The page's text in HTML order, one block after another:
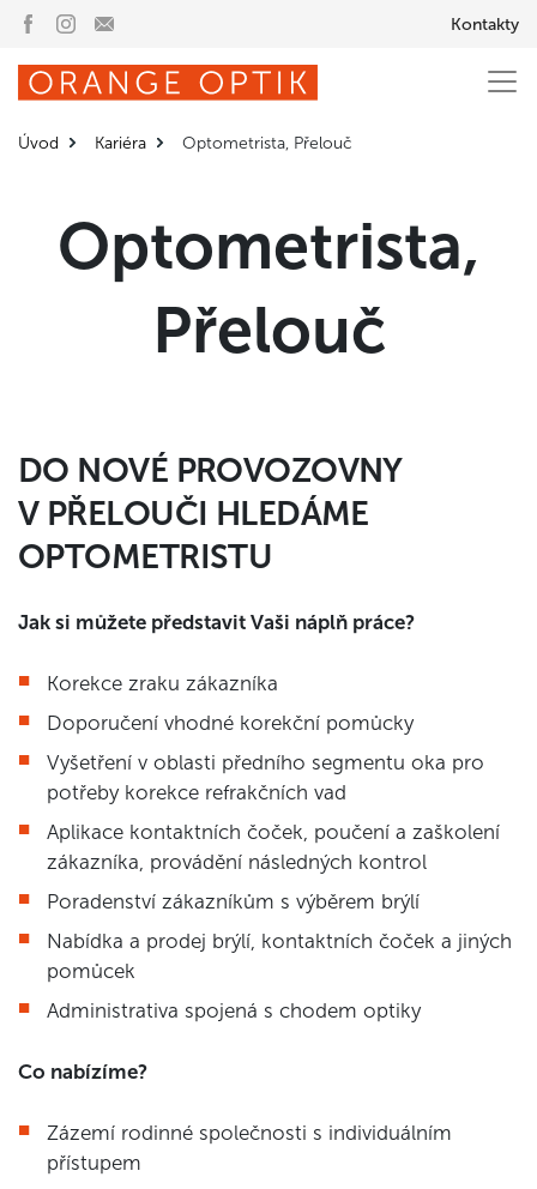
Kontakty
Úvod Kariéra Optometrista, Přelouč
Optometrista,
Přelouč
DO NOVÉ PROVOZOVNY
V PŘELOUČI HLEDÁME
OPTOMETRISTU
Jak si můžete představit Vaši náplň práce?
Korekce zraku zákazníka
Doporučení vhodné korekční pomůcky
Vyšetření v oblasti předního segmentu oka pro
potřeby korekce refrakčních vad
Aplikace kontaktních čoček, poučení a zaškolení
zákazníka, provádění následných kontrol
Poradenství zákazníkům s výběrem brýlí
Nabídka a prodej brýlí, kontaktních čoček a jiných
pomůcek
Administrativa spojená s chodem optiky
Co nabízíme?
Zázemí rodinné společnosti s individuálním
přístupem